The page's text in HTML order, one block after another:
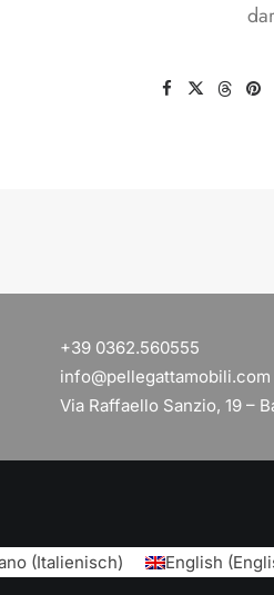
+39 0362.560555
info@pellegattamobili.com
Via Raffaello Sanzio, 19 –
(Italienisch) English (